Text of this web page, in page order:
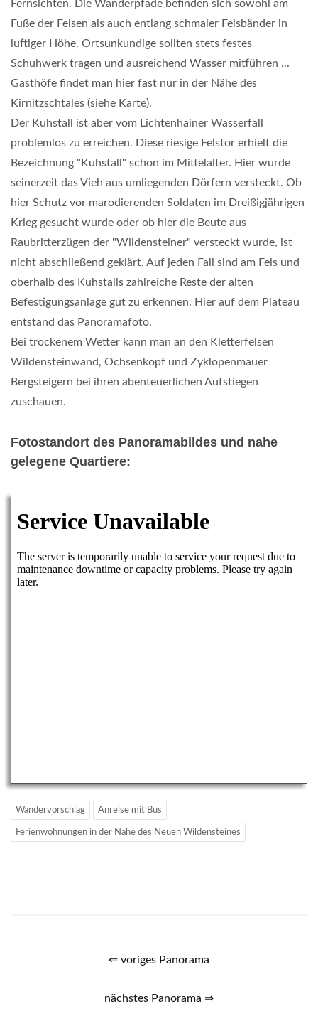
Fernsichten. Die Wanderpfade befinden sich sowohl am
Fuße der Felsen als auch entlang schmaler Felsbänder in
luftiger Höhe. Ortsunkundige sollten stets festes
Schuhwerk tragen und ausreichend Wasser mitführen ...
Gasthöfe findet man hier fast nur in der Nähe des
Kirnitzschtales (siehe Karte).
Der Kuhstall ist aber vom Lichtenhainer Wasserfall
problemlos zu erreichen. Diese riesige Felstor erhielt die
Bezeichnung "Kuhstall" schon im Mittelalter. Hier wurde
seinerzeit das Vieh aus umliegenden Dörfern versteckt. Ob
hier Schutz vor marodierenden Soldaten im Dreißigjährigen
Krieg gesucht wurde oder ob hier die Beute aus
Raubritterzügen der "Wildensteiner" versteckt wurde, ist
nicht abschließend geklärt. Auf jeden Fall sind am Fels und
oberhalb des Kuhstalls zahlreiche Reste der alten
Befestigungsanlage gut zu erkennen. Hier auf dem Plateau
entstand das Panoramafoto.
Bei trockenem Wetter kann man an den Kletterfelsen
Wildensteinwand, Ochsenkopf und Zyklopenmauer
Bergsteigern bei ihren abenteuerlichen Aufstiegen
zuschauen.
Fotostandort des Panoramabildes und nahe
gelegene Quartiere:
Wandervorschlag Anreise mit Bus
Ferienwohnungen in der Nähe des Neuen Wildensteines
⇐ voriges Panorama
nächstes Panorama ⇒